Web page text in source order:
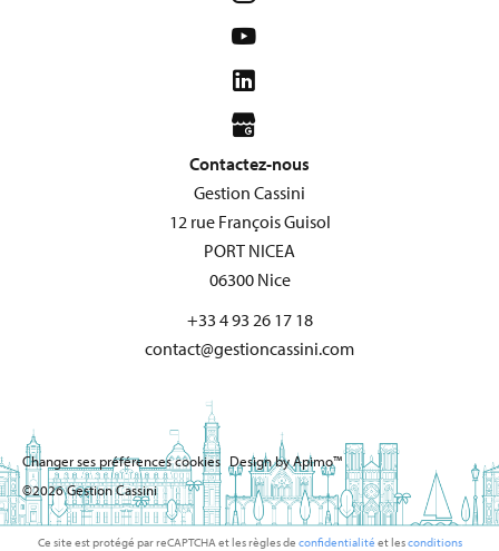
Contactez-nous
Gestion Cassini
12 rue François Guisol
PORT NICEA
06300Nice
+33 4 93 26 17 18
contact@gestioncassini.com
Changer ses préférences cookies Design byApimo™
©2026 Gestion Cassini
Ce site est protégé par reCAPTCHA et les règles de confidentialité et lesconditions